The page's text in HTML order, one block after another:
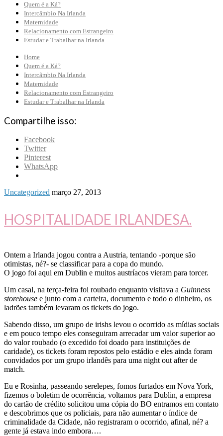
Quem é a Ká?
Intercâmbio Na Irlanda
Maternidade
Relacionamento com Estrangeiro
Estudar e Trabalhar na Irlanda
Home
Quem é a Ká?
Intercâmbio Na Irlanda
Maternidade
Relacionamento com Estrangeiro
Estudar e Trabalhar na Irlanda
Compartilhe isso:
Facebook
Twitter
Pinterest
WhatsApp
Uncategorized março 27, 2013
HOSPITALIDADE IRLANDESA.
Ontem a Irlanda jogou contra a Austria, tentando -porque são
otimistas, né?- se classificar para a copa do mundo.
O jogo foi aqui em Dublin e muitos austríacos vieram para torcer.
Um casal, na terça-feira foi roubado enquanto visitava a Guinness
storehouse e junto com a carteira, documento e todo o dinheiro, os
ladrões também levaram os tickets do jogo.
Sabendo disso, um grupo de irishs levou o ocorrido as mídias sociais
e em pouco tempo eles conseguiram arrecadar um valor superior ao
do valor roubado (o excedido foi doado para instituições de
caridade), os tickets foram repostos pelo estádio e eles ainda foram
convidados por um grupo irlandês para uma night out after de
match.
Eu e Rosinha, passeando serelepes, fomos furtados em Nova York,
fizemos o boletim de ocorrência, voltamos para Dublin, a empresa
do cartão de crédito solicitou uma cópia do BO entramos em contato
e descobrimos que os policiais, para não aumentar o índice de
criminalidade da Cidade, não registraram o ocorrido, afinal, né? a
gente já estava indo embora….